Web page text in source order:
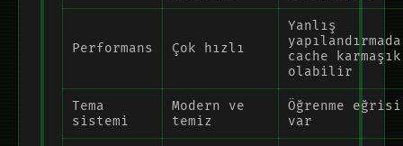
Performans Çok hızlı
Yanlış
yapılandırmada
cache karmaşık
olabilir
Tema
sistemi
Modern ve
temiz
Öğrenme eğrisi
var